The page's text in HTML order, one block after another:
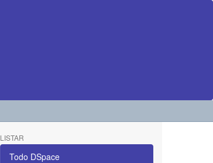
LISTAR
Todo DSpace